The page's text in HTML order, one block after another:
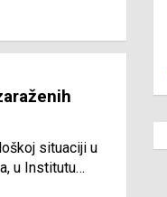
situaciji u
u Institutu…